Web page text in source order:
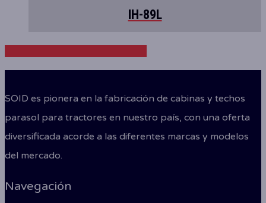
IH-89L
SOID es pionera en la fabricación de cabinas y techos
parasol para tractores en nuestro país, con una oferta
diversificada acorde a las diferentes marcas y modelos
del mercado.
Navegación